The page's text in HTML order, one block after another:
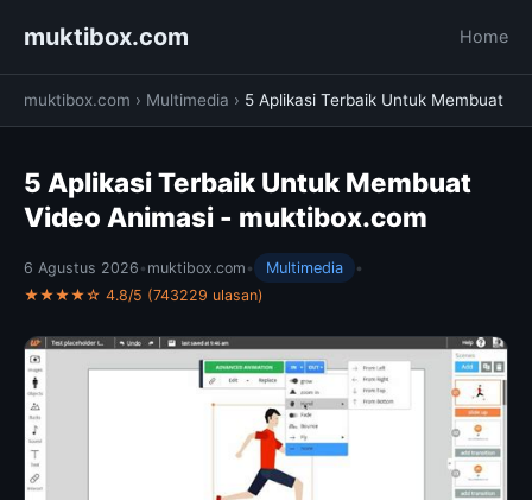
muktibox.com Home
muktibox.com › Multimedia › 5 Aplikasi Terbaik Untuk Membuat
5 Aplikasi Terbaik Untuk Membuat
Video Animasi - muktibox.com
6 Agustus 2026 • muktibox.com • Multimedia
•
★★★★☆ 4.8/5 (743229 ulasan)